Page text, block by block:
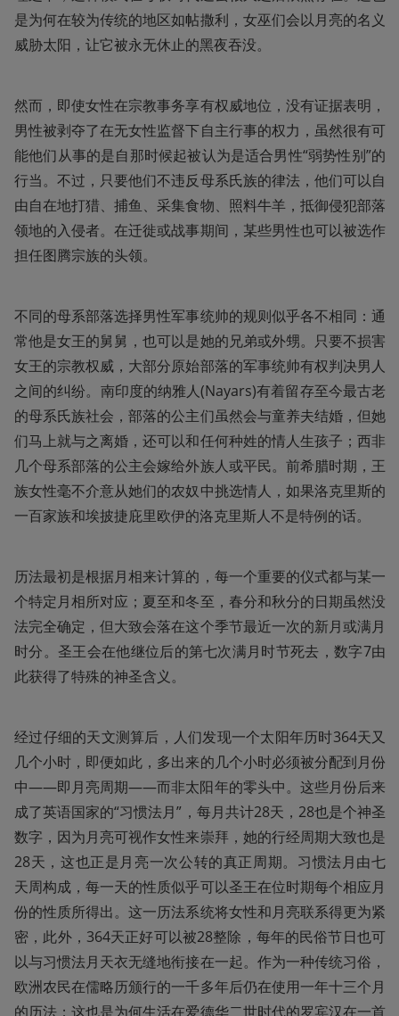
是为何在较为传统的地区如帖撒利，女巫们会以月亮的名义
威胁太阳，让它被永无休止的黑夜吞没。
然而，即使女性在宗教事务享有权威地位，没有证据表明，
男性被剥夺了在无女性监督下自主行事的权力，虽然很有可
能他们从事的是自那时候起被认为是适合男性“弱势性别”的
行当。不过，只要他们不违反母系氏族的律法，他们可以自
由自在地打猎、捕鱼、采集食物、照料牛羊，抵御侵犯部落
领地的入侵者。在迁徙或战事期间，某些男性也可以被选作
担任图腾宗族的头领。
不同的母系部落选择男性军事统帅的规则似乎各不相同：通
常他是女王的舅舅，也可以是她的兄弟或外甥。只要不损害
女王的宗教权威，大部分原始部落的军事统帅有权判决男人
之间的纠纷。南印度的纳雅人(Nayars)有着留存至今最古老
的母系氏族社会，部落的公主们虽然会与童养夫结婚，但她
们马上就与之离婚，还可以和任何种姓的情人生孩子；西非
几个母系部落的公主会嫁给外族人或平民。前希腊时期，王
族女性毫不介意从她们的农奴中挑选情人，如果洛克里斯的
一百家族和埃披捷庇里欧伊的洛克里斯人不是特例的话。
历法最初是根据月相来计算的，每一个重要的仪式都与某一
个特定月相所对应；夏至和冬至，春分和秋分的日期虽然没
法完全确定，但大致会落在这个季节最近一次的新月或满月
时分。圣王会在他继位后的第七次满月时节死去，数字7由
此获得了特殊的神圣含义。
经过仔细的天文测算后，人们发现一个太阳年历时364天又
几个小时，即便如此，多出来的几个小时必须被分配到月份
中——即月亮周期——而非太阳年的零头中。这些月份后来
成了英语国家的“习惯法月”，每月共计28天，28也是个神圣
数字，因为月亮可视作女性来崇拜，她的行经周期大致也是
28天，这也正是月亮一次公转的真正周期。习惯法月由七
天周构成，每一天的性质似乎可以圣王在位时期每个相应月
份的性质所得出。这一历法系统将女性和月亮联系得更为紧
密，此外，364天正好可以被28整除，每年的民俗节日也可
以与习惯法月天衣无缝地衔接在一起。作为一种传统习俗，
欧洲农民在儒略历颁行的一千多年后仍在使用一年十三个月
的历法；这也是为何生活在爱德华二世时代的罗宾汉在一首